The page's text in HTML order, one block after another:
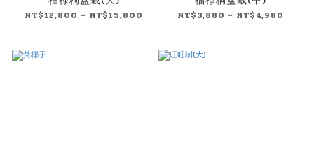
NT$12,800 ~ NT$15,800 NT$3,880 ~ NT$4,980